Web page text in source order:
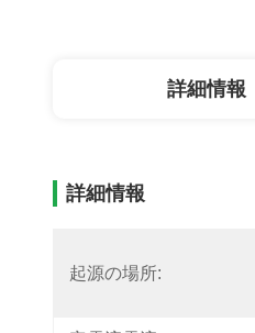
詳細情報
詳細情報
起源の場所: